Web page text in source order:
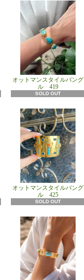
オットマンスタイルバング
ル 419
SOLD OUT
オットマンスタイルバング
ル 425
SOLD OUT